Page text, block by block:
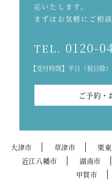
応いたします。
まずはお気軽にご相
TEL. 0120-
【受付時間】平日（祝日除
ご予約・
大津市 草津市 栗
近江八幡市
湖南市
甲賀市